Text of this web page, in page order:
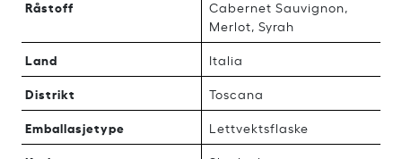
Råstoff
Cabernet Sauvignon,
Merlot, Syrah
Land Italia
Distrikt Toscana
Emballasjetype Lettvektsflaske